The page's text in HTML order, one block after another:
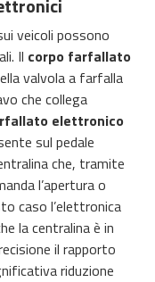
veicoli possono
Il corpo farfallato
valvola a farfalla
che collega
elettronico
sul pedale
che, tramite
l’apertura o
caso l’elettronica
la centralina è in
il rapporto
riduzione